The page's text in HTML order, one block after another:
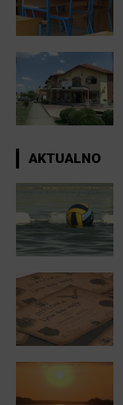
AKTUALNO